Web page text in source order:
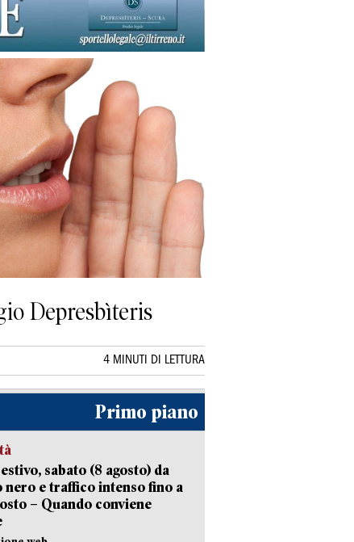
Depresbìteris
4 MINUTI DI LETTURA
Primo piano
sabato (8 agosto) da
nero e traffico intenso fino a
– Quando conviene